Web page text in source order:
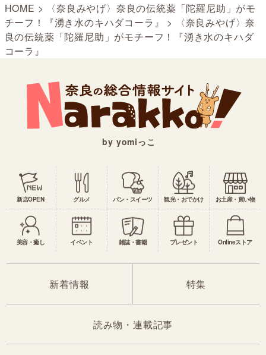
HOME >
〈奈良みやげ〉奈良の伝統薬「陀羅尼助」がモ
チーフ！『湧き水のキハダコーラ』
>
〈奈良みやげ〉奈
良の伝統薬「陀羅尼助」がモチーフ！『湧き水のキハダ
コーラ』
by yomiっこ
新店OPEN グルメ パン・スイーツ 観光・おでかけ お土産・買い物
美容・癒し イベント 雑誌・書籍 プレゼント Onlineストア
新着情報 特集
読み物・連載記事